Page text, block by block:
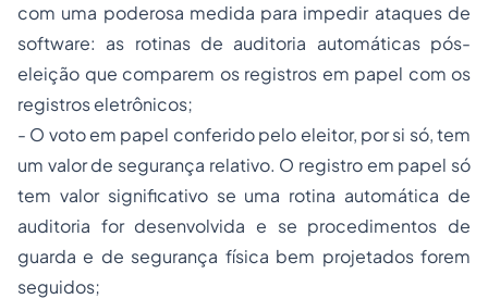
com uma poderosa medida para impedir ataques de
software: as rotinas de auditoria automáticas pós-
eleição que comparem os registros em papel com os
registros eletrônicos;
- O voto em papel conferido pelo eleitor, por si só, tem
um valor de segurança relativo. O registro em papel só
tem valor significativo se uma rotina automática de
auditoria for desenvolvida e se procedimentos de
guarda e de segurança física bem projetados forem
seguidos;